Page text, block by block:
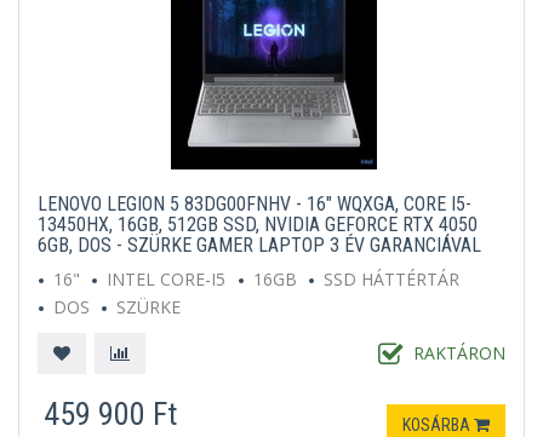
LENOVO LEGION 5 83DG00FNHV - 16" WQXGA, CORE I5-
13450HX, 16GB, 512GB SSD, NVIDIA GEFORCE RTX 4050
6GB, DOS - SZÜRKE GAMER LAPTOP 3 ÉV GARANCIÁVAL
16"
INTEL CORE-I5 16GB
SSD HÁTTÉRTÁR
DOS
SZÜRKE
RAKTÁRON
459 900 Ft KOSÁRBA